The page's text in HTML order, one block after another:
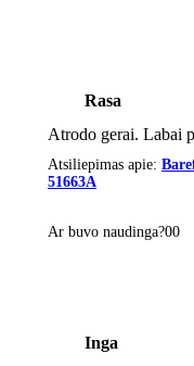
Rasa
Atrodo gerai. Labai
Atsiliepimas apie:
51663A
Ar buvo naudinga?00
Inga